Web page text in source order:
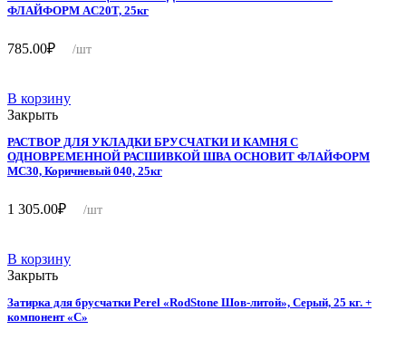
ФЛАЙФОРМ AC20T, 25кг
785.00₽ /шт
В корзину
Закрыть
РАСТВОР ДЛЯ УКЛАДКИ БРУСЧАТКИ И КАМНЯ С
ОДНОВРЕМЕННОЙ РАСШИВКОЙ ШВА ОСНОВИТ ФЛАЙФОРМ
MC30, Коричневый 040, 25кг
1 305.00₽ /шт
В корзину
Закрыть
Затирка для брусчатки Perel «RodStone Шов-литой», Серый, 25 кг. +
компонент «C»